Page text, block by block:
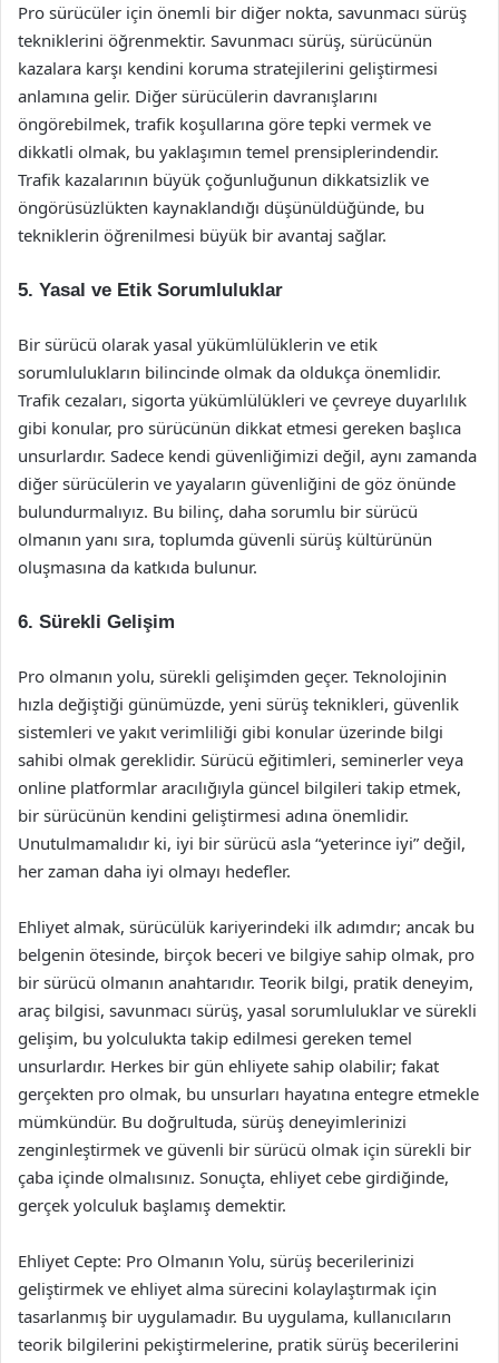
Pro sürücüler için önemli bir diğer nokta, savunmacı sürüş
tekniklerini öğrenmektir. Savunmacı sürüş, sürücünün
kazalara karşı kendini koruma stratejilerini geliştirmesi
anlamına gelir. Diğer sürücülerin davranışlarını
öngörebilmek, trafik koşullarına göre tepki vermek ve
dikkatli olmak, bu yaklaşımın temel prensiplerindendir.
Trafik kazalarının büyük çoğunluğunun dikkatsizlik ve
öngörüsüzlükten kaynaklandığı düşünüldüğünde, bu
tekniklerin öğrenilmesi büyük bir avantaj sağlar.
5. Yasal ve Etik Sorumluluklar
Bir sürücü olarak yasal yükümlülüklerin ve etik
sorumlulukların bilincinde olmak da oldukça önemlidir.
Trafik cezaları, sigorta yükümlülükleri ve çevreye duyarlılık
gibi konular, pro sürücünün dikkat etmesi gereken başlıca
unsurlardır. Sadece kendi güvenliğimizi değil, aynı zamanda
diğer sürücülerin ve yayaların güvenliğini de göz önünde
bulundurmalıyız. Bu bilinç, daha sorumlu bir sürücü
olmanın yanı sıra, toplumda güvenli sürüş kültürünün
oluşmasına da katkıda bulunur.
6. Sürekli Gelişim
Pro olmanın yolu, sürekli gelişimden geçer. Teknolojinin
hızla değiştiği günümüzde, yeni sürüş teknikleri, güvenlik
sistemleri ve yakıt verimliliği gibi konular üzerinde bilgi
sahibi olmak gereklidir. Sürücü eğitimleri, seminerler veya
online platformlar aracılığıyla güncel bilgileri takip etmek,
bir sürücünün kendini geliştirmesi adına önemlidir.
Unutulmamalıdır ki, iyi bir sürücü asla “yeterince iyi” değil,
her zaman daha iyi olmayı hedefler.
Ehliyet almak, sürücülük kariyerindeki ilk adımdır; ancak bu
belgenin ötesinde, birçok beceri ve bilgiye sahip olmak, pro
bir sürücü olmanın anahtarıdır. Teorik bilgi, pratik deneyim,
araç bilgisi, savunmacı sürüş, yasal sorumluluklar ve sürekli
gelişim, bu yolculukta takip edilmesi gereken temel
unsurlardır. Herkes bir gün ehliyete sahip olabilir; fakat
gerçekten pro olmak, bu unsurları hayatına entegre etmekle
mümkündür. Bu doğrultuda, sürüş deneyimlerinizi
zenginleştirmek ve güvenli bir sürücü olmak için sürekli bir
çaba içinde olmalısınız. Sonuçta, ehliyet cebe girdiğinde,
gerçek yolculuk başlamış demektir.
Ehliyet Cepte: Pro Olmanın Yolu, sürüş becerilerinizi
geliştirmek ve ehliyet alma sürecini kolaylaştırmak için
tasarlanmış bir uygulamadır. Bu uygulama, kullanıcıların
teorik bilgilerini pekiştirmelerine, pratik sürüş becerilerini